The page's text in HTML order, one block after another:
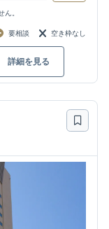
ん。
要相談 空き枠なし
詳細を見る